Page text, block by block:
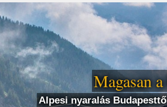
Magasan
Alpesi nyaralás